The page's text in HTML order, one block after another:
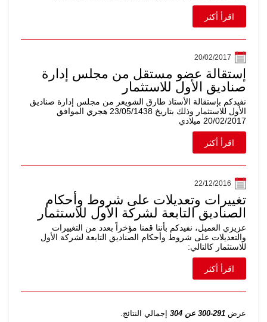
اقرأ أكثر
20/02/2017
إستقالة عضو مستقل من مجلس إدارة
صناديق الأول للاستثمار
نفيدكم بإستقالة الأستاذ طارق الشويعر من مجلس إدارة صناديق
الأول للاستثمار وذلك بتاريخ 23/05/1438 هجري الموافق
20/02/2017 ميلادي
اقرأ أكثر
22/12/2016
تغييرات وتعديلات على شروط وأحكام
الصناديق التابعة لشركة الأول للاستثمار
عزيزي العميل، نفيدكم بأننا قمنا مؤخراً بعدد من التغييرات
والتعديلات على شروط وأحكام الصناديق التابعة لشركة الأول
للاستثمار كالتالي:
اقرأ أكثر
عرض 291-300 عن 304 إجمالي النتائج.